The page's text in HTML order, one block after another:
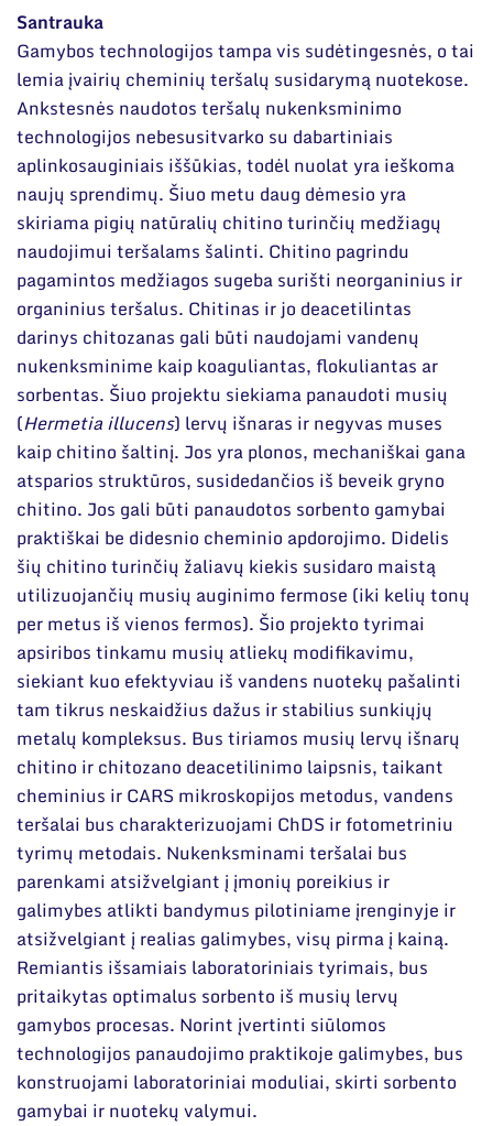
Informacija studentams
Informacija moksleiviams ir mokytojams
Nuo moksleivio iki mokslininko
Santrauka
Gamybos technologijos tampa vis sudėtingesnės, o tai
lemia įvairių cheminių teršalų susidarymą nuotekose.
Ankstesnės naudotos teršalų nukenksminimo
technologijos nebesusitvarko su dabartiniais
aplinkosauginiais iššūkias, todėl nuolat yra ieškoma
naujų sprendimų. Šiuo metu daug dėmesio yra
skiriama pigių natūralių chitino turinčių medžiagų
naudojimui teršalams šalinti. Chitino pagrindu
pagamintos medžiagos sugeba surišti neorganinius ir
organinius teršalus. Chitinas ir jo deacetilintas
darinys chitozanas gali būti naudojami vandenų
nukenksminime kaip koaguliantas, flokuliantas ar
sorbentas. Šiuo projektu siekiama panaudoti musių
(Hermetia illucens) lervų išnaras ir negyvas muses
kaip chitino šaltinį. Jos yra plonos, mechaniškai gana
atsparios struktūros, susidedančios iš beveik gryno
chitino. Jos gali būti panaudotos sorbento gamybai
praktiškai be didesnio cheminio apdorojimo. Didelis
šių chitino turinčių žaliavų kiekis susidaro maistą
utilizuojančių musių auginimo fermose (iki kelių tonų
per metus iš vienos fermos). Šio projekto tyrimai
apsiribos tinkamu musių atliekų modifikavimu,
siekiant kuo efektyviau iš vandens nuotekų pašalinti
tam tikrus neskaidžius dažus ir stabilius sunkiųjų
metalų kompleksus. Bus tiriamos musių lervų išnarų
chitino ir chitozano deacetilinimo laipsnis, taikant
cheminius ir CARS mikroskopijos metodus, vandens
teršalai bus charakterizuojami ChDS ir fotometriniu
tyrimų metodais. Nukenksminami teršalai bus
parenkami atsižvelgiant į įmonių poreikius ir
galimybes atlikti bandymus pilotiniame įrenginyje ir
atsižvelgiant į realias galimybes, visų pirma į kainą.
Remiantis išsamiais laboratoriniais tyrimais, bus
pritaikytas optimalus sorbento iš musių lervų
gamybos procesas. Norint įvertinti siūlomos
technologijos panaudojimo praktikoje galimybes, bus
konstruojami laboratoriniai moduliai, skirti sorbento
gamybai ir nuotekų valymui.